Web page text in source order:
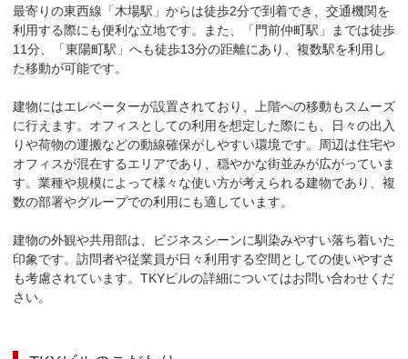
最寄りの東西線「木場駅」からは徒歩2分で到着でき、交通機関を
利用する際にも便利な立地です。また、「門前仲町駅」までは徒歩
11分、「東陽町駅」へも徒歩13分の距離にあり、複数駅を利用し
た移動が可能です。
建物にはエレベーターが設置されており、上階への移動もスムーズ
に行えます。オフィスとしての利用を想定した際にも、日々の出入
りや荷物の運搬などの動線確保がしやすい環境です。周辺は住宅や
オフィスが混在するエリアであり、穏やかな街並みが広がっていま
す。業種や規模によって様々な使い方が考えられる建物であり、複
数の部署やグループでの利用にも適しています。
建物の外観や共用部は、ビジネスシーンに馴染みやすい落ち着いた
印象です。訪問者や従業員が日々利用する空間としての使いやすさ
も考慮されています。TKYビルの詳細についてはお問い合わせくだ
さい。